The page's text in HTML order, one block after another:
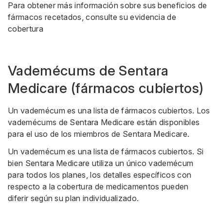
Para obtener más información sobre sus beneficios de
fármacos recetados, consulte su evidencia de
cobertura
Vademécums de Sentara
Medicare (fármacos cubiertos)
Un vademécum es una lista de fármacos cubiertos. Los
vademécums de Sentara Medicare están disponibles
para el uso de los miembros de Sentara Medicare.
Un vademécum es una lista de fármacos cubiertos. Si
bien Sentara Medicare utiliza un único vademécum
para todos los planes, los detalles específicos con
respecto a la cobertura de medicamentos pueden
diferir según su plan individualizado.